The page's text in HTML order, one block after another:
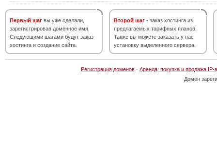
Первый шаг вы уже сделали,
зарегистрировав доменное имя.
Следующими шагами будут заказ
хостинга и создание сайта.
Второй шаг - заказ хостинга из
предлагаемых тарифных планов.
Также вы можете заказать у нас
установку выделенного сервера.
Регистрация доменов· Аренда, покупка и продажа IP-
Домен